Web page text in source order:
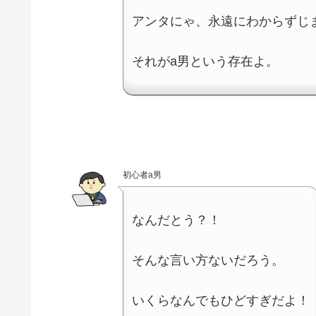
アンタにゃ、永遠にわからずじ
それがa男という存在よ。
初心者a男
なんだとう？！
そんな言い方ないだろう。
いくらなんでもひどすぎだよ！